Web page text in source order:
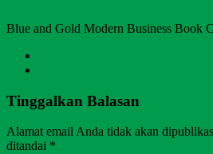
Blue and Gold Modern Business Book
Tinggalkan Balasan
Alamat email Anda tidak akan
ditandai *